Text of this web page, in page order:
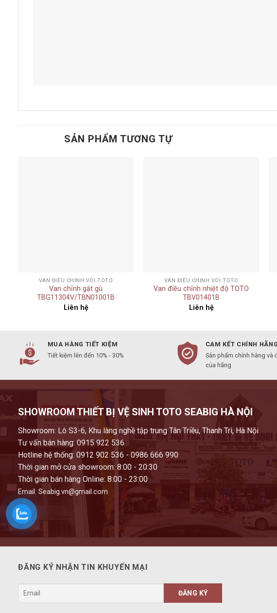
SẢN PHẨM TƯƠNG TỰ
VAN ĐIỀU CHỈNH VÒI TOTO
Van chỉnh gật gù
TBG11304V/TBN01001B
Liên hệ
VAN ĐIỀU CHỈNH VÒI TOTO
Van điều chỉnh nhiệt độ TOTO
TBV01401B
Liên hệ
MUA HÀNG TIẾT KIỆM
Tiết kiệm lên đến 10% - 30%
CAM KẾT CHÍNH HÃNG
Sản phẩm chính hàng và
của hãng
SHOWROOM THIẾT BỊ VỆ SINH TOTO SEABIG HÀ NỘI
Showroom: Lô S3-6, Khu làng nghề tập trung Tân Triều, Thanh Trì, Hà Nội
Tư vấn bán hàng: 0915 922 536
Hotline hệ thống: 0912 902 536 - 0986 666 990
Thời gian mở cửa showroom: 8:00 - 20:30
Thời gian bán hàng Online: 8:00 - 23:00
Email: Seabig.vn@gmail.com
ĐĂNG KÝ NHẬN TIN KHUYẾN MẠI